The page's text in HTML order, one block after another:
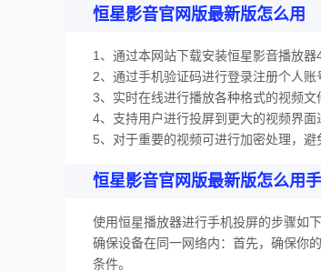
恒星影音官网版最新版怎么用
1、通过本网站下载安装恒星影音播放器
2、通过手机验证码进行登录注册个人账
3、实时在线进行播放各种格式的视频文
4、支持用户进行投屏到更大的视频界面
5、对于重要的视频可进行加密处理，避
恒星影音官网版最新版怎么用
使用恒星播放器进行手机投屏的步骤如下
确保设备在同一网络内：‌首先，‌确保你
条件。‌